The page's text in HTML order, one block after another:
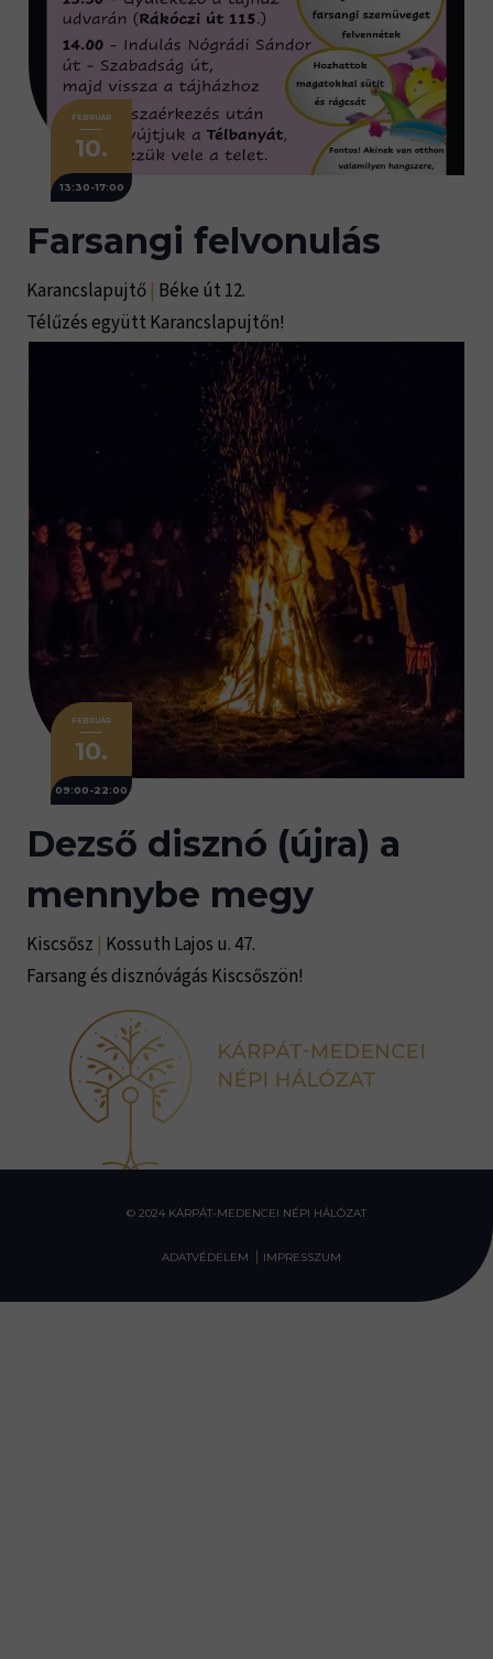
FEBRUÁR
10.
13:30-17:00
Farsangi felvonulás
Karancslapujtő | Béke út 12.
Télűzés együtt Karancslapujtőn!
FEBRUÁR
10.
09:00-22:00
Dezső disznó (újra) a
mennybe megy
Kiscsősz | Kossuth Lajos u. 47.
Farsang és disznóvágás Kiscsőszön!
© 2024 KÁRPÁT-MEDENCEI NÉPI HÁLÓZAT
ADATVÉDELEM IMPRESSZUM